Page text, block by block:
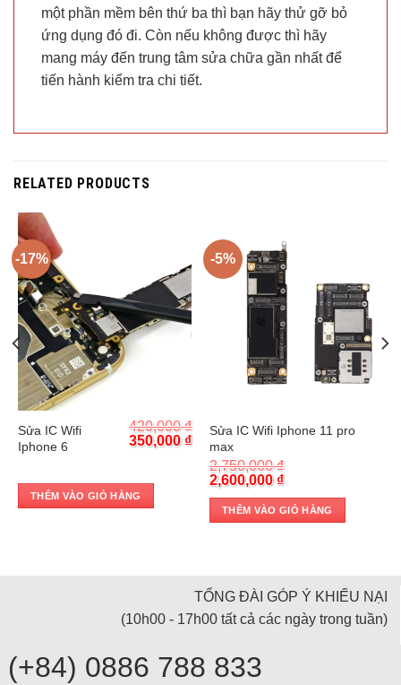
một phần mềm bên thứ ba thì bạn hãy thử gỡ bỏ
ứng dụng đó đi. Còn nếu không được thì hãy
mang máy đến trung tâm sửa chữa gần nhất để
tiến hành kiểm tra chi tiết.
RELATED PRODUCTS
-17%
Trả góp 0%
Sửa IC Wifi
Iphone 6
420,000₫
Original
420,000 ₫.
350,000 ₫Current
price
350,000 ₫.
THÊM VÀO GIỎ HÀNG
-5%
Sửa IC Wifi Iphone 11 pro
max
2,750,000₫
Original
price
was:
2,750,000 ₫.
2,600,000 ₫Current
is:
2,600,000 ₫.
THÊM VÀO GIỎ HÀNG
Current
price
430,000 ₫.
TỔNG ĐÀI GÓP Ý KHIẾU NẠI
(10h00 - 17h00 tất cả các ngày trong tuần)
(+84) 0886 788 833